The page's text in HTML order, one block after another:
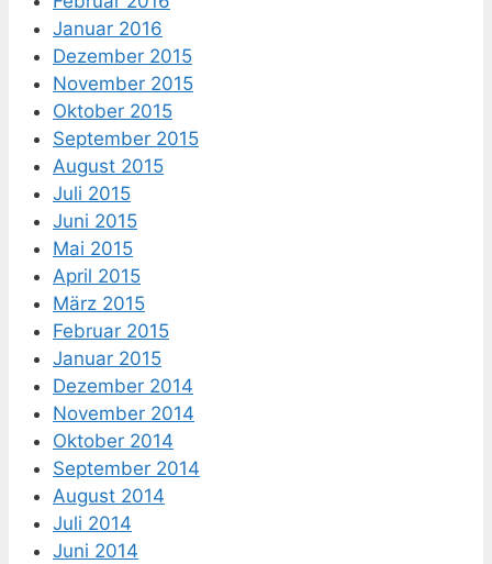
Januar 2016
Dezember 2015
November 2015
Oktober 2015
September 2015
August 2015
Juli 2015
Juni 2015
Mai 2015
April 2015
März 2015
Februar 2015
Januar 2015
Dezember 2014
November 2014
Oktober 2014
September 2014
August 2014
Juli 2014
Juni 2014